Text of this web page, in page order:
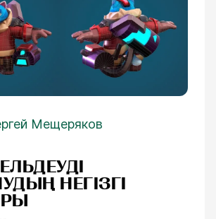
Мещеряков
НЕГІЗГІ